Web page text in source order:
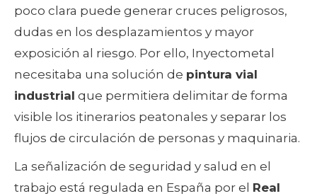
poco clara puede generar cruces peligrosos,
dudas en los desplazamientos y mayor
exposición al riesgo. Por ello, Inyectometal
necesitaba una solución de pintura vial
industrial que permitiera delimitar de forma
visible los itinerarios peatonales y separar los
flujos de circulación de personas y maquinaria.
La señalización de seguridad y salud en el
trabajo está regulada en España por el Real